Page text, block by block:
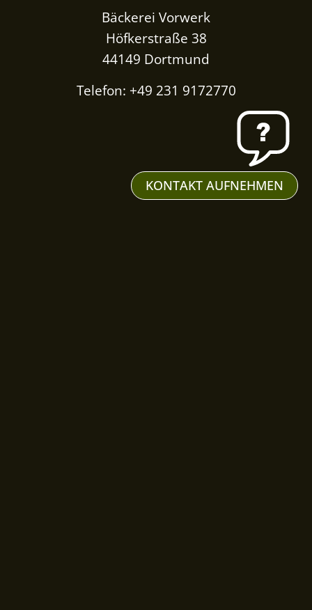
Bäckerei Vorwerk
Höfkerstraße 38
44149 Dortmund
Telefon: +49 231 9172770
KONTAKT AUFNEHMEN